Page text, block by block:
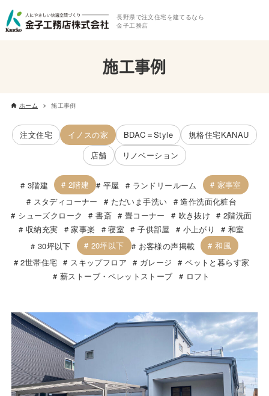
長野県で注文住宅を建てるなら
金子工務店
施工事例
ホーム 施工事例
注文住宅 イノスの家 BDAC＝Style
規格住宅KANAU
店舗
リノベーション
3階建 2階建 平屋 ランドリールーム
家事室
スタディコーナー
ただいま手洗い
造作洗面化粧台
シューズクローク
書斎 畳コーナー 吹き抜け
2階洗面
収納充実
家事楽 寝室 子供部屋 小上がり
和室
30坪以下
20坪以下 お客様の声掲載
和風
2世帯住宅
スキップフロア ガレージ
ペットと暮らす家
薪ストーブ・ペレットストーブ
ロフト